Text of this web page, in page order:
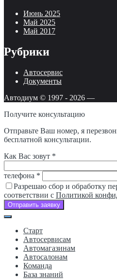
Июнь 2025
Май 2025
Май 2017
Рубрики
Автосервис
Документы
Автодиум © 1997 - 2026 —
Получите консультацию
Отправьте Ваш номер, я
бесплатной консультации.
Как Вас зовут *
телефона *
Разрешаю сбор и обработку
соответствии с Политикой
Отправить заявку
Старт
Автосервисам
Автомагазинам
Автосалонам
Команда
База знаний